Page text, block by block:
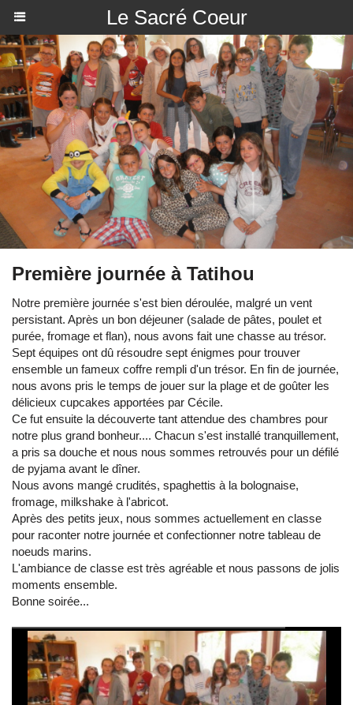
Le Sacré Coeur
Première journée à Tatihou
Notre première journée s'est bien déroulée, malgré un vent
persistant. Après un bon déjeuner (salade de pâtes, poulet et
purée, fromage et flan), nous avons fait une chasse au trésor.
Sept équipes ont dû résoudre sept énigmes pour trouver
ensemble un fameux coffre rempli d'un trésor. En fin de journée,
nous avons pris le temps de jouer sur la plage et de goûter les
délicieux cupcakes apportées par Cécile.
Ce fut ensuite la découverte tant attendue des chambres pour
notre plus grand bonheur.... Chacun s'est installé tranquillement,
a pris sa douche et nous nous sommes retrouvés pour un défilé
de pyjama avant le dîner.
Nous avons mangé crudités, spaghettis à la bolognaise,
fromage, milkshake à l'abricot.
Après des petits jeux, nous sommes actuellement en classe
pour raconter notre journée et confectionner notre tableau de
noeuds marins.
L'ambiance de classe est très agréable et nous passons de jolis
moments ensemble.
Bonne soirée...